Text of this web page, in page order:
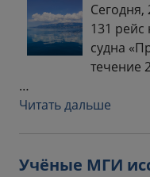
Сегодня,
131 рейс
судна
течение
…
Читать дальше
Учёные МГИ